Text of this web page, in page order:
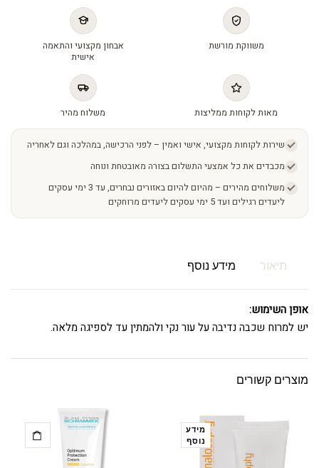
משווקת מורשת
אבחון מקצועי והתאמה
אישית
מאות לקוחות ממליצות משלוח מהיר
שירות לקוחות מקצועי, אישי ואמין – לפני הרכישה, במהלכה וגם לאחריה
מכבדים את כל אמצעי התשלום בצורה מאובטחת ונוחה
משלוחים מהירים – מהיום להיום באזורים נבחרים, עד 3 ימי עסקים
ליעדים רגילים ועד 5 ימי עסקים ליעדים מרוחקים
תיאור מידע נוסף
אופן השימוש:
יש למרוח שכבה נדיבה על עור נקי ולהמתין עד לספיגה מלאה.
מוצרים קשורים
מידע
נוסף